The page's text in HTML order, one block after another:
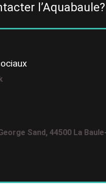
l’Aquabaule?
Sand, 44500 La